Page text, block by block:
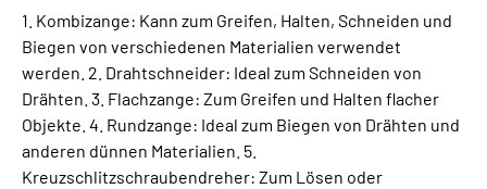
1. Kombizange: Kann zum Greifen, Halten, Schneiden und
Biegen von verschiedenen Materialien verwendet
werden. 2. Drahtschneider: Ideal zum Schneiden von
Drähten. 3. Flachzange: Zum Greifen und Halten flacher
Objekte. 4. Rundzange: Ideal zum Biegen von Drähten und
anderen dünnen Materialien. 5.
Kreuzschlitzschraubendreher: Zum Lösen oder